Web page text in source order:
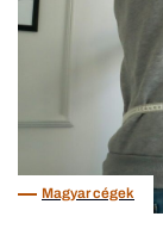
Magyar cégek